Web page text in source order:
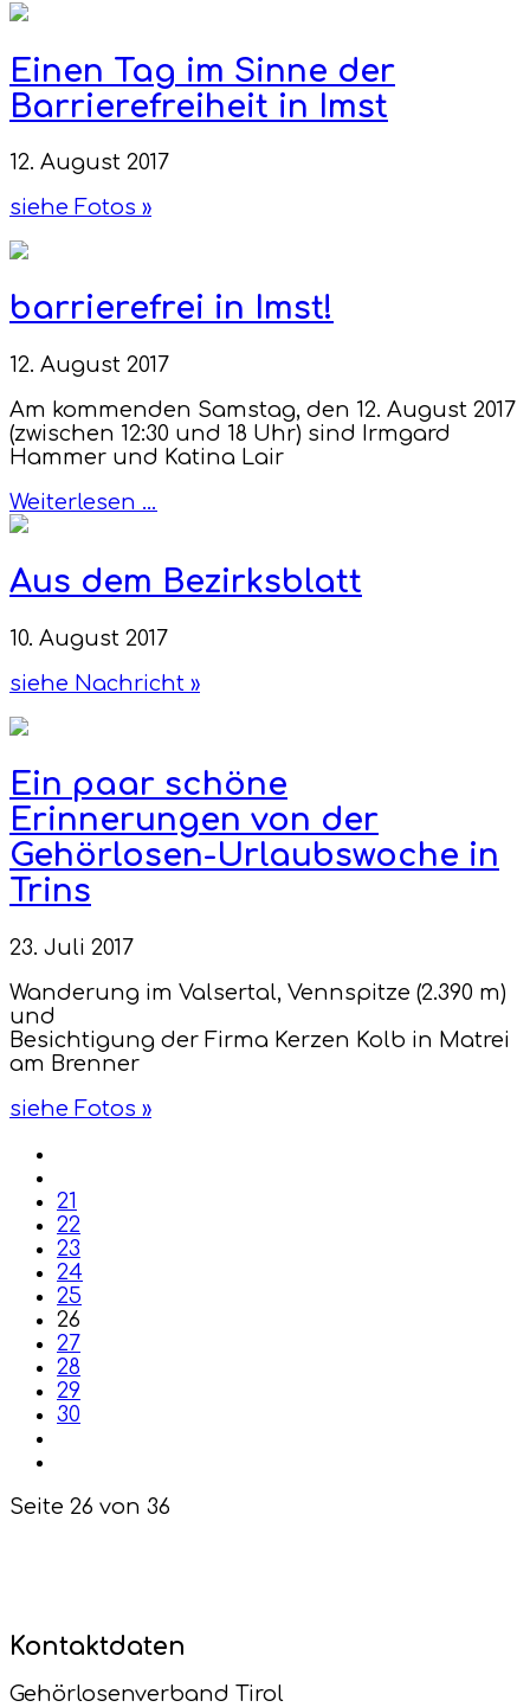
Einen Tag im Sinne der
Barrierefreiheit in Imst
12. August 2017
siehe Fotos »
barrierefrei in Imst!
12. August 2017
Am kommenden Samstag, den 12. August 2017
(zwischen 12:30 und 18 Uhr) sind Irmgard
Hammer und Katina Lair
Weiterlesen …
Aus dem Bezirksblatt
10. August 2017
siehe Nachricht »
Ein paar schöne
Erinnerungen von der
Gehörlosen-Urlaubswoche in
Trins
23. Juli 2017
Wanderung im Valsertal, Vennspitze (2.390 m)
und
Besichtigung der Firma Kerzen Kolb in Matrei
am Brenner
siehe Fotos »
21
22
23
24
25
26
27
28
29
30
Seite 26 von 36
Kontaktdaten
Gehörlosenverband Tirol